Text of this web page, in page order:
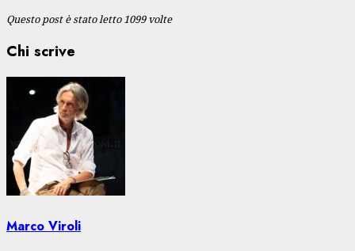
Questo post è stato letto 1099 volte
Chi scrive
Marco Viroli